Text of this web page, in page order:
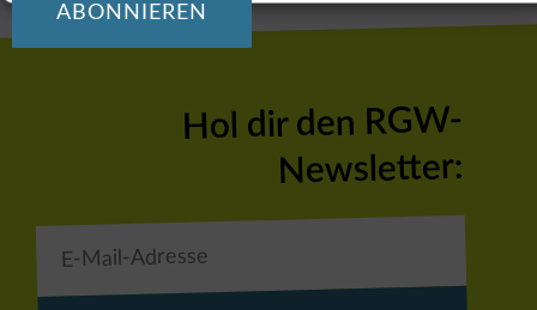
Hol dir den RGW-
Newsletter:
ABONNIEREN